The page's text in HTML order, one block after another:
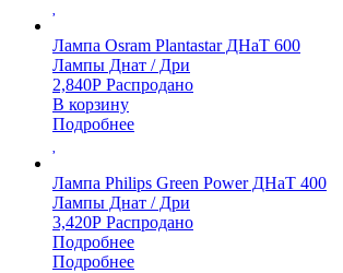
Лампа Osram Plantastar ДНаТ 600
Лампы Днат / Дри
2,840Р Распродано
В корзину
Подробнее
Лампа Philips Green Power ДНаТ 400
Лампы Днат / Дри
3,420Р Распродано
Подробнее
Подробнее